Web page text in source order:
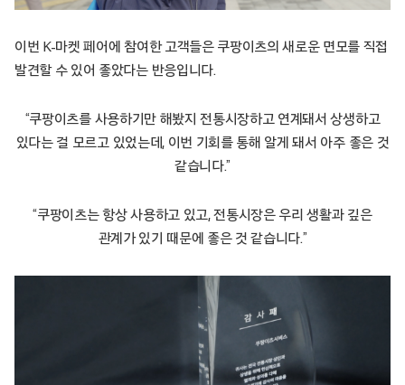
이번 K-마켓 페어에 참여한 고객들은 쿠팡이츠의 새로운 면모를 직접
발견할 수 있어 좋았다는 반응입니다.
“쿠팡이츠를 사용하기만 해봤지 전통시장하고 연계돼서 상생하고
있다는 걸 모르고 있었는데, 이번 기회를 통해 알게 돼서 아주 좋은 것
같습니다.”
“쿠팡이츠는 항상 사용하고 있고, 전통시장은 우리 생활과 깊은
관계가 있기 때문에 좋은 것 같습니다.”